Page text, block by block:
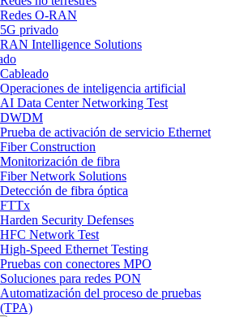
Redes O-RAN
5G privado
RAN Intelligence Solutions
Cableado
Operaciones de inteligencia artificial
AI Data Center Networking Test
DWDM
Prueba de activación de servicio Ethernet
Fiber Construction
Monitorización de fibra
Fiber Network Solutions
Detección de fibra óptica
FTTx
Harden Security Defenses
HFC Network Test
High-Speed Ethernet Testing
Pruebas con conectores MPO
Soluciones para redes PON
Automatización del proceso de pruebas
(TPA)